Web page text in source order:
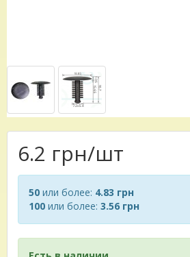
6.2 грн/шт
50 или более: 4.83 грн
100 или более: 3.56 грн